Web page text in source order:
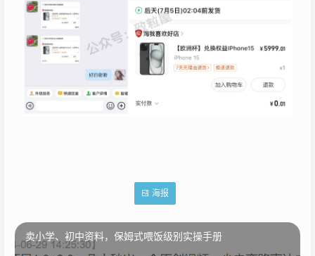
海报
卖小学、初中资料，保姆式喂饭级别实操手册